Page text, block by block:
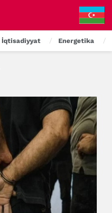
İqtisadiyyat Energetika